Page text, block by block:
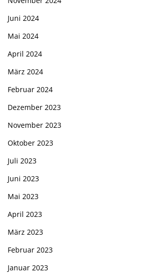
Juni 2024
Mai 2024
April 2024
März 2024
Februar 2024
Dezember 2023
November 2023
Oktober 2023
Juli 2023
Juni 2023
Mai 2023
April 2023
März 2023
Februar 2023
Januar 2023